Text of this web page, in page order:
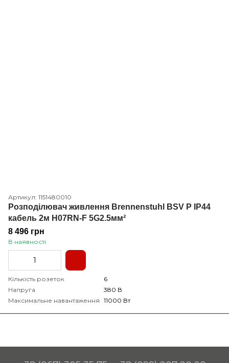
Артикул: 1151480010
Розподілювач живлення Brennenstuhl BSV P IP44
кабель 2м H07RN-F 5G2.5мм²
8 496 грн
В наявності
Кількість розеток
6
Напруга
380 В
Максимальне навантаження 11000 Вт